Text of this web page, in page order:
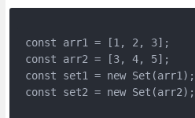
const arr1 = [1, 2, 3];
const arr2 = [3, 4, 5];
const set1 = new Set(arr1);
const set2 = new Set(arr2);